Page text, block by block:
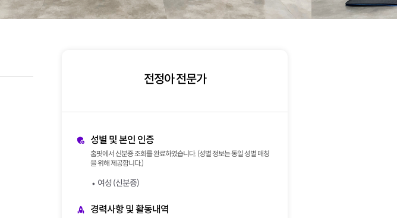
전정아 전문가
성별 및 본인 인증
홈핏에서 신분증 조회를 완료하였습니다. (성별 정보는 동일 성별 매칭
을 위해 제공합니다.)
여성 (신분증)
경력사항 및 활동내역